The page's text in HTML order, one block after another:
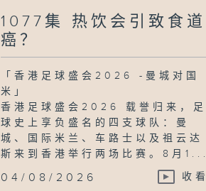
1077集 热饮会引致食道
癌？
「香港足球盛会2026 -曼城对国
米」
香港足球盛会2026 载誉归来，足
球史上享负盛名的四支球队：曼
城、国际米兰、车路士以及祖云达
斯来到香港举行两场比赛。8月1...
04/08/2026 收看